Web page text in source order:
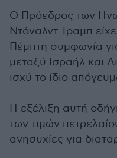
Ο Πρόεδρος των
Ντόναλντ Τραμπ
Πέμπτη συμφωνία
μεταξύ Ισραήλ και
ισχύ το ίδιο
Η εξέλιξη αυτή
των τιμών
ανησυχίες για